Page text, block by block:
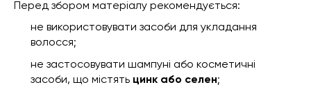
Перед збором матеріалу рекомендується:
не використовувати засоби для укладання
волосся;
не застосовувати шампуні або косметичні
засоби, що містять цинк або селен;